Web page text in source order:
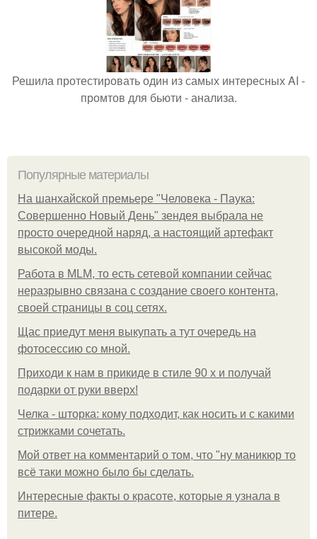
Решила протестировать один из самых интересных AI -
промтов для бьюти - анализа.
Популярные материалы
На шанхайской премьере "Человека - Паука:
Совершенно Новый День" зендея выбрала не
просто очередной наряд, а настоящий артефакт
высокой моды.
Работа в MLM, то есть сетевой компании сейчас
неразрывно связана с создание своего контента,
своей страницы в соц сетях.
Щас приедут меня выкупать а тут очередь на
фотосессию со мной.
Приходи к нам в прикиде в стиле 90 х и получай
подарки от руки вверх!
Челка - шторка: кому подходит, как носить и с какими
стрижками сочетать.
Мой ответ на комментарий о том, что "ну маникюр то
всё таки можно было бы сделать.
Интересные факты о красоте, которые я узнала в
питере.